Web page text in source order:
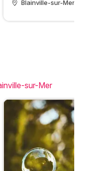
Blainville-sur-Mer
sur-Mer